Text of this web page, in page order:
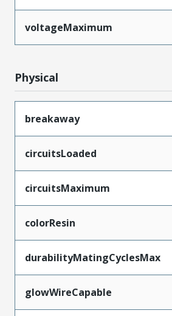
voltageMaximum
Physical
breakaway
circuitsLoaded
circuitsMaximum
colorResin
durabilityMatingCyclesMax
glowWireCapable